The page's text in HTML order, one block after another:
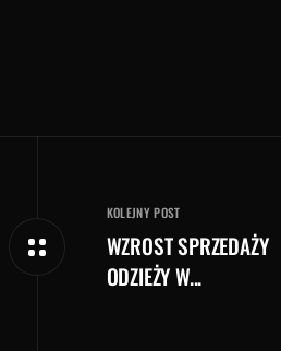
KOLEJNY POST
WZROST SPRZEDAŻY
ODZIEŻY W...